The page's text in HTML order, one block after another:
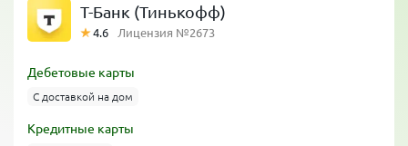
Т-Банк (Тинькофф)
4.6 Лицензия №2673
Дебетовые карты
С доставкой на дом
Кредитные карты